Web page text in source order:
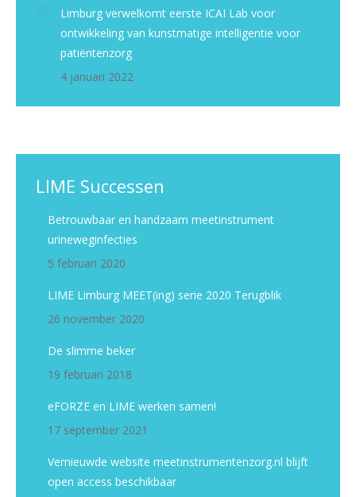
Limburg verwelkomt eerste ICAI Lab voor
ontwikkeling van kunstmatige intelligentie voor
patiëntenzorg
4 januari 2022
LIME Successen
Betrouwbaar en handzaam meetinstrument
urineweginfecties
5 februari 2020
LIME Limburg MEET(ing) serie 2020 Terugblik
26 november 2020
De slimme beker
19 februari 2018
eFORZE en LIME werken samen!
17 september 2021
Vernieuwde website meetinstrumentenzorg.nl blijft
open access beschikbaar